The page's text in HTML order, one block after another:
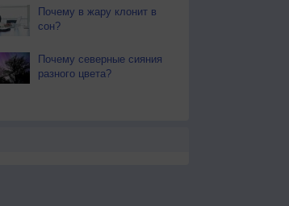
Почему в жару клонит в
сон?
Почему северные сияния
разного цвета?